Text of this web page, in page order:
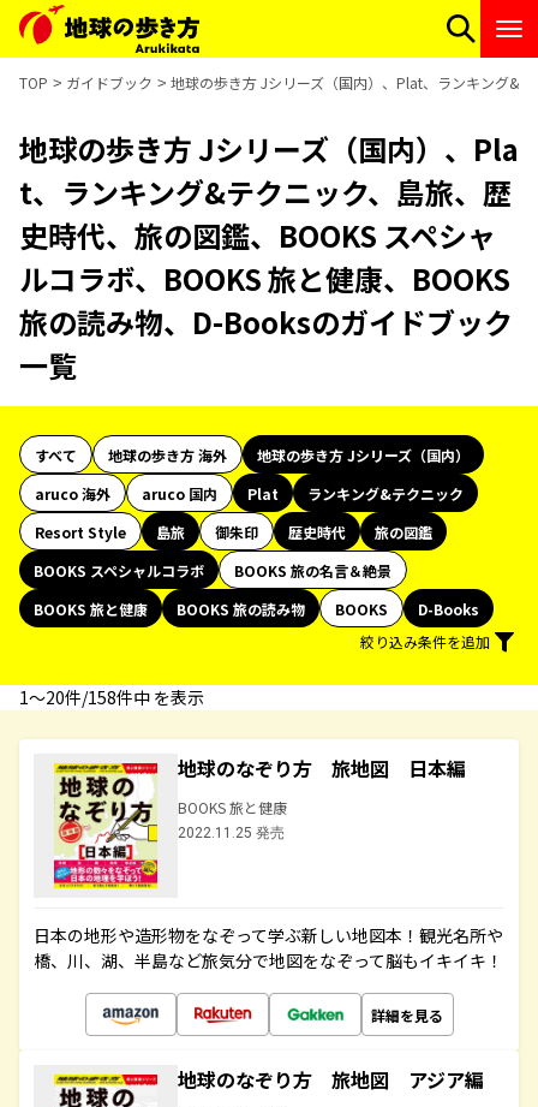
TOP ガイドブック 地球の歩き方 Jシリーズ（国内）、Plat、ランキング&
地球の歩き方 Jシリーズ（国内）、Pla
t、ランキング&テクニック、島旅、歴
史時代、旅の図鑑、BOOKS スペシャ
ルコラボ、BOOKS 旅と健康、BOOKS
旅の読み物、D-Booksのガイドブック
一覧
すべて 地球の歩き方 海外
地球の歩き方 Jシリーズ（国内）
aruco 海外
aruco 国内 Plat
ランキング&テクニック
Resort Style
島旅 御朱印 歴史時代
旅の図鑑
BOOKS スペシャルコラボ
BOOKS 旅の名言＆絶景
BOOKS 旅と健康
BOOKS 旅の読み物 BOOKS
D-Books
絞り込み条件を追加
1〜20件/158件中 を表示
地球のなぞり方 旅地図 日本編
BOOKS 旅と健康
2022.11.25 発売
日本の地形や造形物をなぞって学ぶ新しい地図本！観光名所や
橋、川、湖、半島など旅気分で地図をなぞって脳もイキイキ！
詳細を見る
地球のなぞり方 旅地図 アジア編